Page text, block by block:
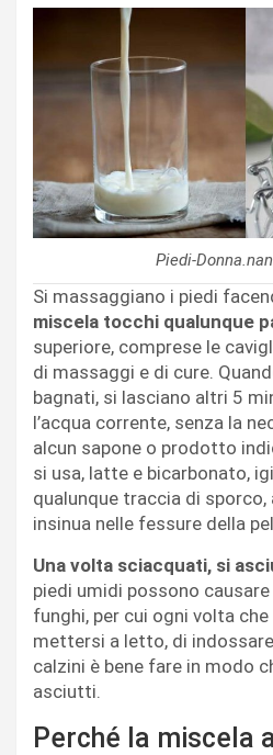
Piedi-
Si massaggiano i piedi
miscela tocchi qualunque
superiore, comprese le
di massaggi e di cure.
bagnati, si lasciano altri 5
l’acqua corrente, senza la
alcun sapone o prodotto
si usa, latte e bicarbonato,
qualunque traccia di sporco,
insinua nelle fessure della
Una volta sciacquati, si
piedi umidi possono
funghi, per cui ogni volta
mettersi a letto, di
calzini è bene fare in modo
asciutti.
Perché la miscela